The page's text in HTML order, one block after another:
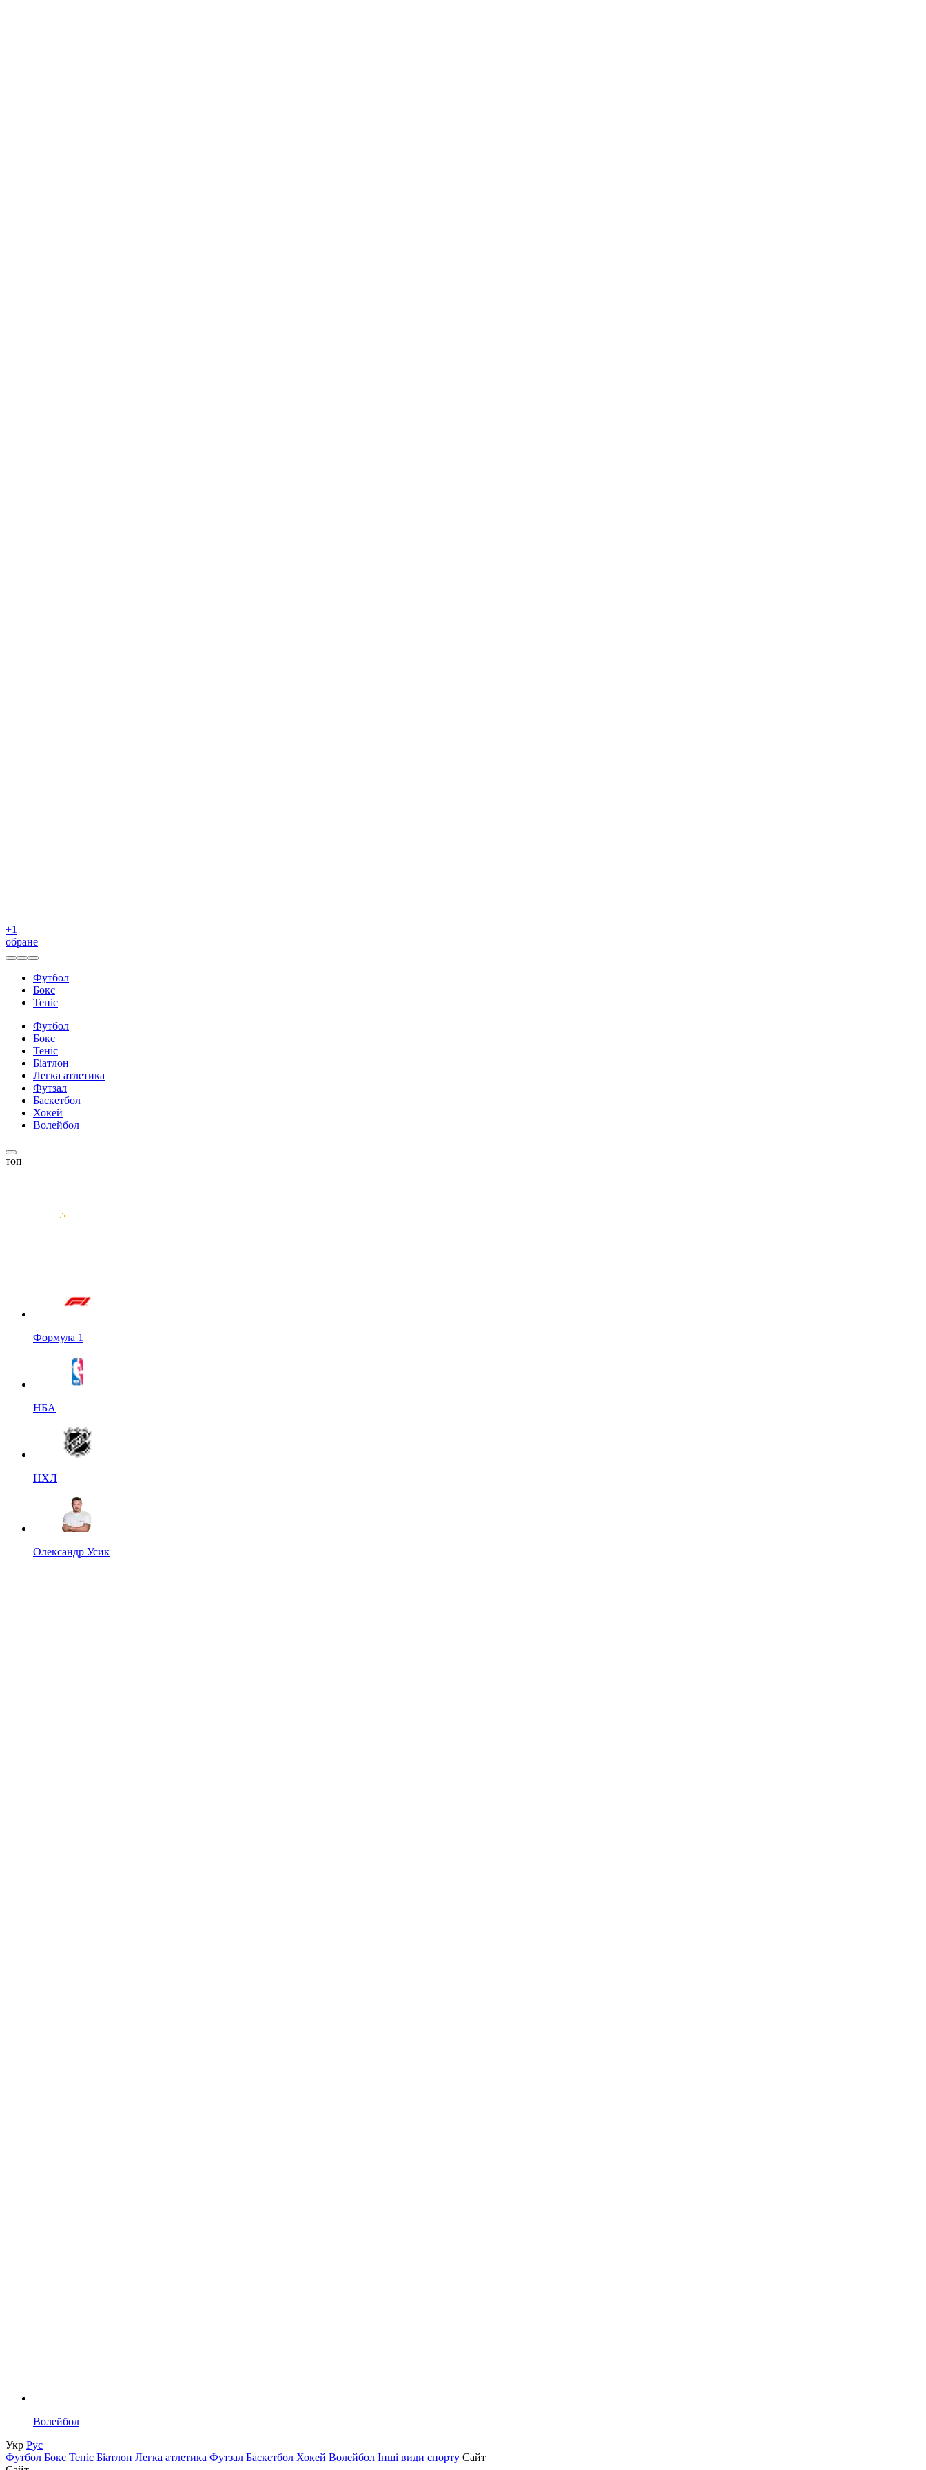
+1
обране
Футбол
Бокс
Теніс
Футбол
Бокс
Теніс
Біатлон
Легка атлетика
Футзал
Баскетбол
Хокей
Волейбол
топ
Формула 1
НБА
НХЛ
Олександр Усик
Волейбол
Укр Рус
Футбол Бокс Теніс Біатлон Легка атлетика Футзал Баскетбол Хокей Волейбол Інші види спорту Сайт